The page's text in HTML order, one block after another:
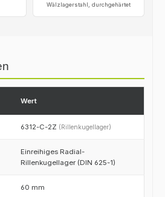
Wälzlagerstahl, durchgehärtet
Wert
6312-C-2Z (Rillenkugellager)
Einreihiges Radial-
Rillenkugellager (DIN 625-1)
60 mm